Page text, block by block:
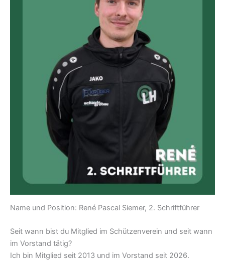
Name und Position: René Pascal Siemer, 2. Schriftführer
Seit wann bist du Mitglied im Schützenverein und seit wann
im Vorstand tätig?
Ich bin Mitglied seit 2013 und im Vorstand seit 2026.